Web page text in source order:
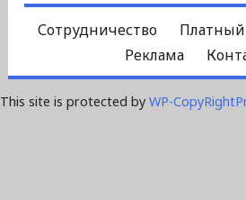
Сотрудничество Платный
Реклама
This site is protected by WP-